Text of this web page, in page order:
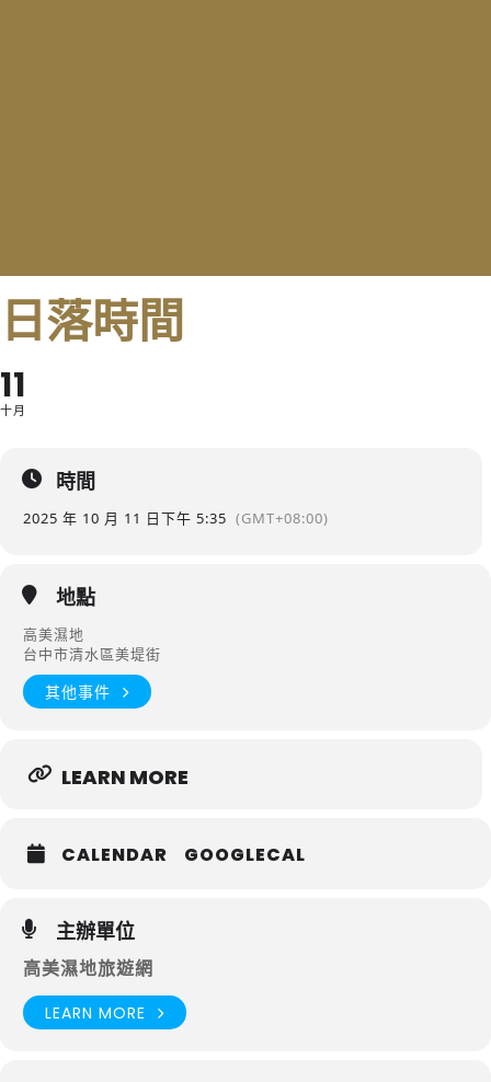
日落時間
11
十月
時間
2025 年 10 月 11 日下午 5:35 (GMT+08:00)
地點
高美濕地
台中市清水區美堤街
其他事件
LEARN MORE
CALENDAR GOOGLECAL
主辦單位
高美濕地旅遊網
LEARN MORE